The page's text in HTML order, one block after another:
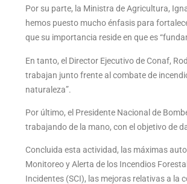
Por su parte, la Ministra de Agricultura,
hemos puesto mucho énfasis para
que su importancia reside en que es
En tanto, el Director Ejecutivo de Conaf,
trabajan junto frente al combate de
naturaleza”.
Por último, el Presidente Nacional de
trabajando de la mano, con el objetivo de
Concluida esta actividad, las máximas
Monitoreo y Alerta de los Incendios
Incidentes (SCI), las mejoras relativas a la